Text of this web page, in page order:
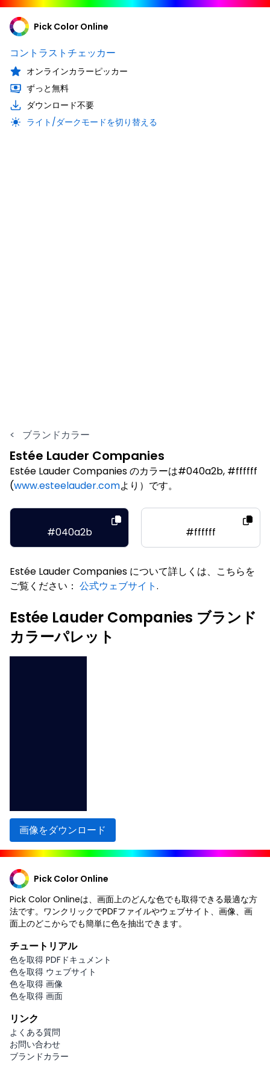
Pick Color Online
コントラストチェッカー
オンラインカラーピッカー
ずっと無料
ダウンロード不要
ライト/ダークモードを切り替える
< ブランドカラー
Estée Lauder Companies
Estée Lauder Companies のカラーは#040a2b, #ffffff
(www.esteelauder.comより）です。
#040a2b #ffffff
Estée Lauder Companies について詳しくは、こちらを
ご覧ください： 公式ウェブサイト.
Estée Lauder Companies ブランド
カラーパレット
画像をダウンロード
Pick Color Online
Pick Color Onlineは、画面上のどんな色でも取得できる最適な方
法です。ワンクリックでPDFファイルやウェブサイト、画像、画
面上のどこからでも簡単に色を抽出できます。
チュートリアル
色を取得 PDFドキュメント
色を取得 ウェブサイト
色を取得 画像
色を取得 画面
リンク
よくある質問
お問い合わせ
ブランドカラー